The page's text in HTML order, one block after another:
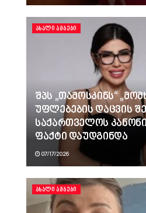
ᲐᲮᲐᲚᲘ ᲐᲛᲑᲔᲑᲘ
შპს „თამოსკინს“
უფლებების დაცვის
საქართველოს
ფაქტი დაუდგინდა
07/17/2026
ᲐᲮᲐᲚᲘ ᲐᲛᲑᲔᲑᲘ